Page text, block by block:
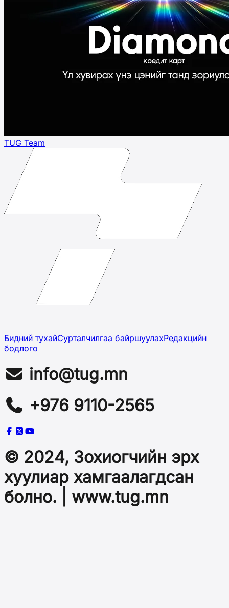
TUG Team
Бидний тухайСурталчилгаа байршуулахРедакцийн
бодлого
info@tug.mn
+976 9110-2565
© 2024, Зохиогчийн эрх
хуулиар хамгаалагдсан
болно. | www.tug.mn